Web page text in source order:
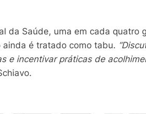
da Saúde, uma em cada quatro
é tratado como tabu.
e incentivar práticas de